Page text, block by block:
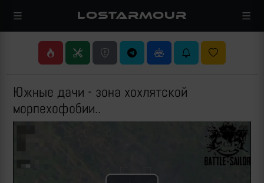
LOSTARMOUR
Южные дачи - зона хохлятской
морпехофобии..